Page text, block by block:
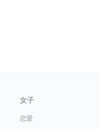
女子
恋愛